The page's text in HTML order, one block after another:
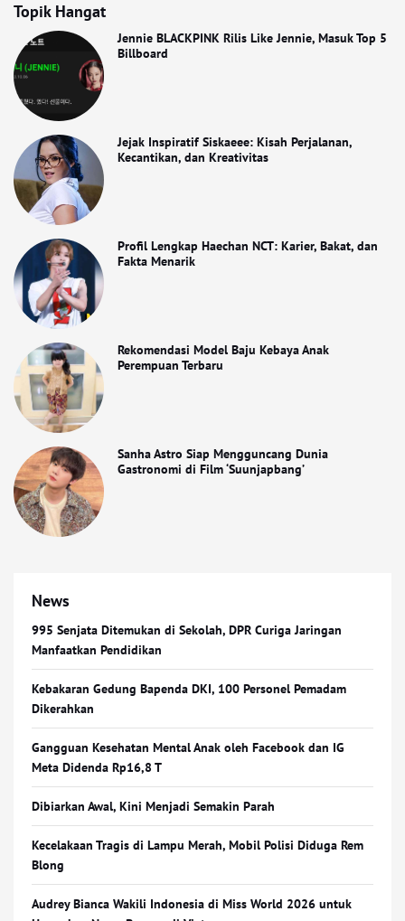
Topik Hangat
Jennie BLACKPINK Rilis Like Jennie, Masuk Top 5
Billboard
Jejak Inspiratif Siskaeee: Kisah Perjalanan,
Kecantikan, dan Kreativitas
Profil Lengkap Haechan NCT: Karier, Bakat, dan
Fakta Menarik
Rekomendasi Model Baju Kebaya Anak
Perempuan Terbaru
Sanha Astro Siap Mengguncang Dunia
Gastronomi di Film ‘Suunjapbang’
News
995 Senjata Ditemukan di Sekolah, DPR Curiga Jaringan
Manfaatkan Pendidikan
Kebakaran Gedung Bapenda DKI, 100 Personel Pemadam
Dikerahkan
Gangguan Kesehatan Mental Anak oleh Facebook dan IG
Meta Didenda Rp16,8 T
Dibiarkan Awal, Kini Menjadi Semakin Parah
Kecelakaan Tragis di Lampu Merah, Mobil Polisi Diduga Rem
Blong
Audrey Bianca Wakili Indonesia di Miss World 2026 untuk